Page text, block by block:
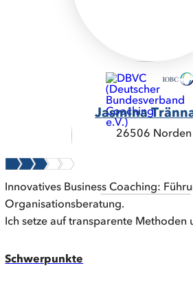
Jasmina
26506 Norden
Innovatives Business Coaching:
Organisationsberatung.
Ich setze auf transparente Methoden
Schwerpunkte